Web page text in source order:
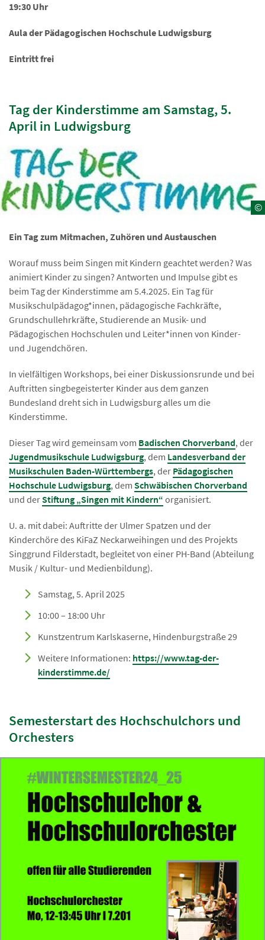
19:30 Uhr
Aula der Pädagogischen Hochschule Ludwigsburg
Eintritt frei
Tag der Kinderstimme am Samstag, 5.
April in Ludwigsburg
©
Ein Tag zum Mitmachen, Zuhören und Austauschen
Worauf muss beim Singen mit Kindern geachtet werden? Was
animiert Kinder zu singen? Antworten und Impulse gibt es
beim Tag der Kinderstimme am 5.4.2025. Ein Tag für
Musikschulpädagog*innen, pädagogische Fachkräfte,
Grundschullehrkräfte, Studierende an Musik- und
Pädagogischen Hochschulen und Leiter*innen von Kinder-
und Jugendchören.
In vielfältigen Workshops, bei einer Diskussionsrunde und bei
Auftritten singbegeisterter Kinder aus dem ganzen
Bundesland dreht sich in Ludwigsburg alles um die
Kinderstimme.
Dieser Tag wird gemeinsam vom Badischen Chorverband, der
Jugendmusikschule Ludwigsburg, dem Landesverband der
Musikschulen Baden-Württembergs, der Pädagogischen
Hochschule Ludwigsburg, dem Schwäbischen Chorverband
und derStiftung „Singen mit Kindern“ organisiert.
U. a. mit dabei: Auftritte der Ulmer Spatzen und der
Kinderchöre des KiFaZ Neckarweihingen und des Projekts
Singgrund Filderstadt, begleitet von einer PH-Band (Abteilung
Musik / Kultur- und Medienbildung).
Samstag, 5. April 2025
10:00 – 18:00 Uhr
Kunstzentrum Karlskaserne, Hindenburgstraße 29
Weitere Informationen: https://www.tag-der-
kinderstimme.de/
Semesterstart des Hochschulchors und
Orchesters